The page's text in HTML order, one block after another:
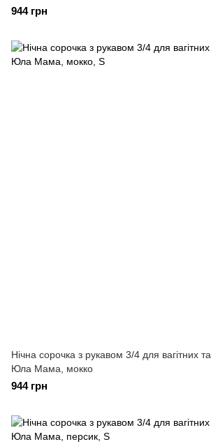
944 грн
Нічна сорочка з рукавом 3/4 для вагітних
Юла Мама, мокко
944 грн